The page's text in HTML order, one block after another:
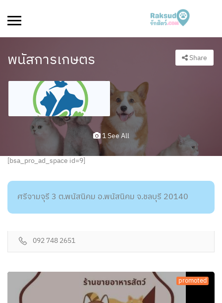
พนัสการเกษตร Share
1 See All
[bsa_pro_ad_space id=9]
ศรีจามจุรี 3 ต.พนัสนิคม อ.พนัสนิคม จ.ชลบุรี 20140
092 748 2651
promoted